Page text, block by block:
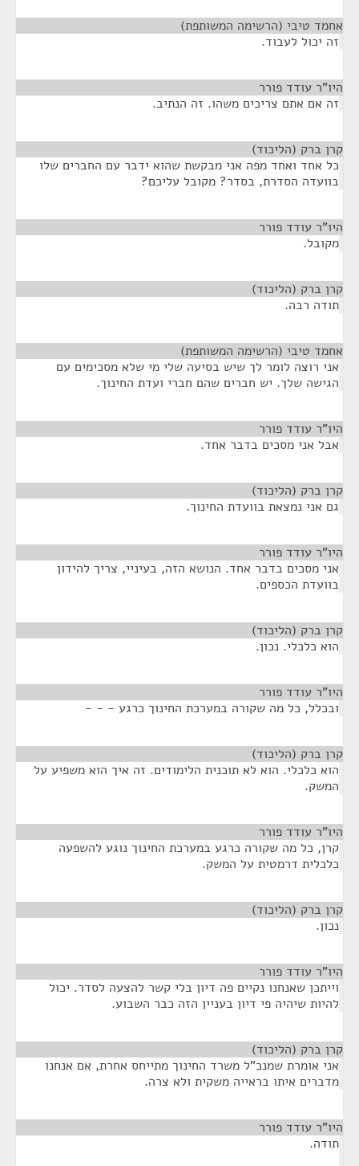
אחמד טיבי (הרשימה המשותפת)
זה יכול לעבוד.
היו"ר עודד פורר
זה אם אתם צריכים משהו. זה הנתיב.
קרן ברק (הליכוד)
כל אחד ואחד מפה אני מבקשת שהוא ידבר עם החברים שלו
בוועדה הסדרת, בסדר? מקובל עליכם?
היו"ר עודד פורר
מקובל.
קרן ברק (הליכוד)
תודה רבה.
אחמד טיבי (הרשימה המשותפת)
אני רוצה לומר לך שיש בסיעה שלי מי שלא מסכימים עם
הגישה שלך. יש חברים שהם חברי ועדת החינוך.
היו"ר עודד פורר
אבל אני מסכים בדבר אחד.
קרן ברק (הליכוד)
גם אני נמצאת בוועדת החינוך.
היו"ר עודד פורר
אני מסכים בדבר אחד. הנושא הזה, בעיניי, צריך להידון
בוועדת הכספים.
קרן ברק (הליכוד)
הוא כלכלי. נכון.
היו"ר עודד פורר
ובכלל, כל מה שקורה במערכת החינוך כרגע - - -
קרן ברק (הליכוד)
הוא כלכלי. הוא לא תוכנית הלימודים. זה איך הוא משפיע על
המשק.
היו"ר עודד פורר
קרן, כל מה שקורה כרגע במערכת החינוך נוגע להשפעה
כלכלית דרמטית על המשק.
קרן ברק (הליכוד)
נכון.
היו"ר עודד פורר
וייתכן שאנחנו נקיים פה דיון בלי קשר להצעה לסדר. יכול
להיות שיהיה פי דיון בעניין הזה כבר השבוע.
קרן ברק (הליכוד)
אני אומרת שמנכ"ל משרד החינוך מתייחס אחרת, אם אנחנו
מדברים איתו בראייה משקית ולא צרה.
היו"ר עודד פורר
תודה.